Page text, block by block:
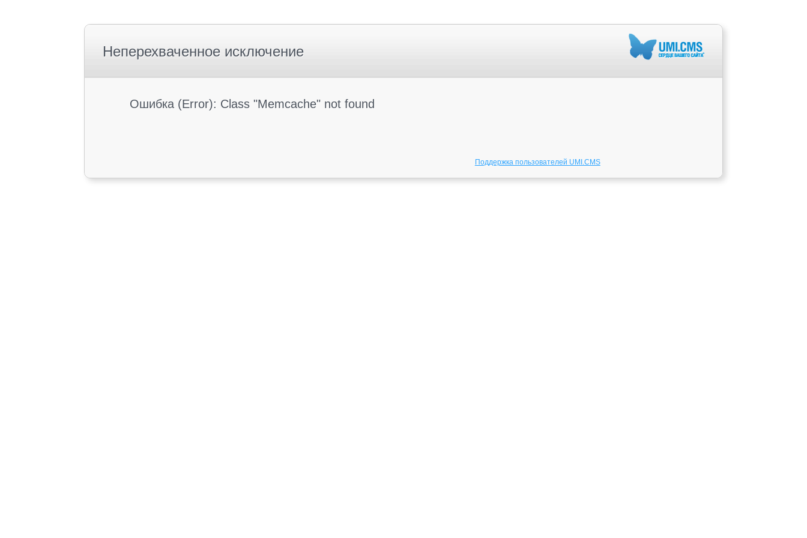
Неперехваченное исключение
Ошибка (Error): Class "Memcache" not found
Поддержка пользователей UMI.CMS